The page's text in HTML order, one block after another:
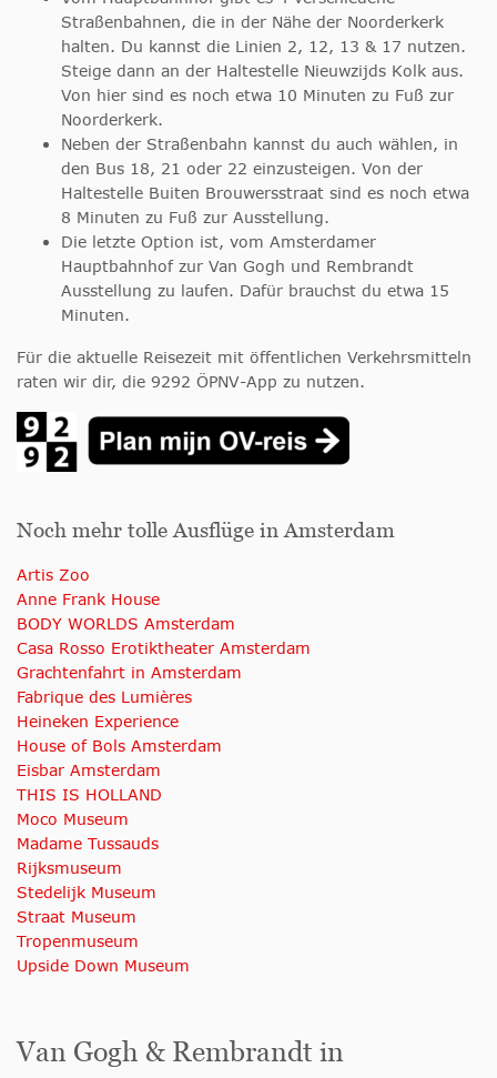
Straßenbahnen, die in der Nähe der Noorderkerk
halten. Du kannst die Linien 2, 12, 13 & 17 nutzen.
Steige dann an der Haltestelle Nieuwzijds Kolk aus.
Von hier sind es noch etwa 10 Minuten zu Fuß zur
Noorderkerk.
Neben der Straßenbahn kannst du auch wählen, in
den Bus 18, 21 oder 22 einzusteigen. Von der
Haltestelle Buiten Brouwersstraat sind es noch etwa
8 Minuten zu Fuß zur Ausstellung.
Die letzte Option ist, vom Amsterdamer
Hauptbahnhof zur Van Gogh und Rembrandt
Ausstellung zu laufen. Dafür brauchst du etwa 15
Minuten.
Für die aktuelle Reisezeit mit öffentlichen Verkehrsmitteln
raten wir dir, die 9292 ÖPNV-App zu nutzen.
Noch mehr tolle Ausflüge in Amsterdam
Artis Zoo
Anne Frank House
BODY WORLDS Amsterdam
Casa Rosso Erotiktheater Amsterdam
Grachtenfahrt in Amsterdam
Fabrique des Lumières
Heineken Experience
House of Bols Amsterdam
Eisbar Amsterdam
THIS IS HOLLAND
Moco Museum
Madame Tussauds
Rijksmuseum
Stedelijk Museum
Straat Museum
Tropenmuseum
Upside Down Museum
Van Gogh & Rembrandt in